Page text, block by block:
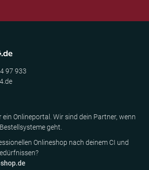
97 933
Onlineportal. Wir sind dein Partner, wenn
geht.
Onlineshop nach deinem CI und